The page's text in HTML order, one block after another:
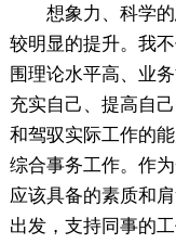
想象力、科学的
较明显的提升。我
围理论水平高、业
充实自己、提高自
和驾驭实际工作的
综合事务工作。作
应该具备的素质和
出发，支持同事的